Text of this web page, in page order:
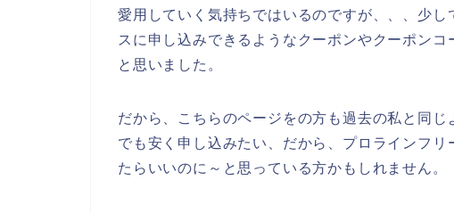
愛用していく気持ちではいるのですが、、、少
スに申し込みできるようなクーポンやクーポンコ
と思いました。
だから、こちらのページをの方も過去の私と同
でも安く申し込みたい、だから、プロラインフ
たらいいのに～と思っている方かもしれません。